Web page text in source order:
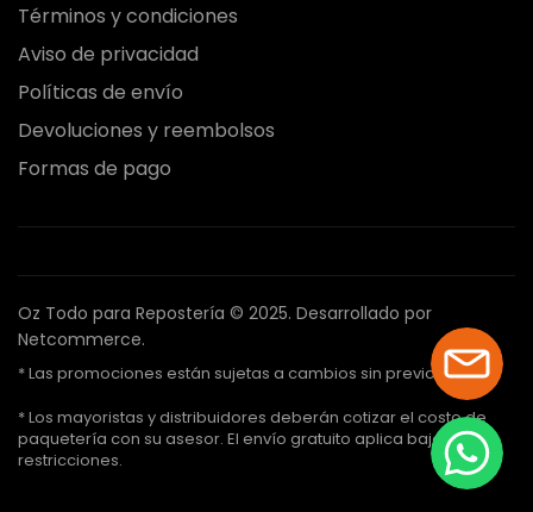
Términos y condiciones
Aviso de privacidad
Políticas de envío
Devoluciones y reembolsos
Formas de pago
Oz Todo para Repostería © 2025. Desarrollado por
Netcommerce.
* Las promociones están sujetas a cambios sin previo aviso.
* Los mayoristas y distribuidores deberán cotizar el costo de
paquetería con su asesor. El envío gratuito aplica bajo ciertas
restricciones.